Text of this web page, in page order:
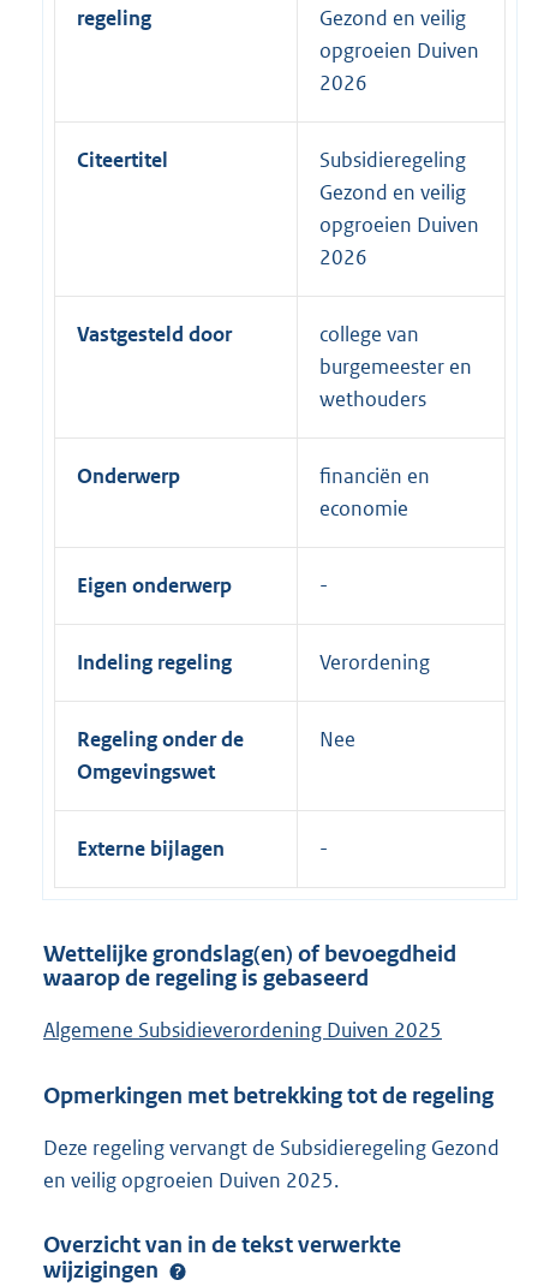
regeling
Gezond en veilig
opgroeien Duiven
2026
Citeertitel
Subsidieregeling
Gezond en veilig
opgroeien Duiven
2026
Vastgesteld door
college van
burgemeester en
wethouders
Onderwerp
financiën en
economie
Eigen onderwerp
Indeling regeling Verordening
Regeling onder de
Omgevingswet
Nee
Externe bijlagen
Wettelijke grondslag(en) of bevoegdheid
waarop de regeling is gebaseerd
Algemene Subsidieverordening Duiven 2025
Opmerkingen met betrekking tot de regeling
Deze regeling vervangt de Subsidieregeling Gezond
en veilig opgroeien Duiven 2025.
Overzicht van in de tekst verwerkte
wijzigingen